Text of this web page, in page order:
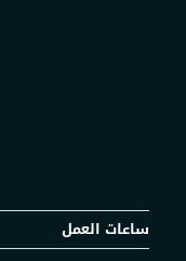
ساعات العمل